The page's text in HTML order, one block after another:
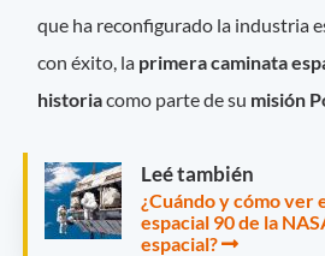
que ha reconfigurado la industria
con éxito, la primera caminata
historiacomo parte de su misión
Leé también
¿Cuándo y cómo ver
espacial 90 de la
espacial?